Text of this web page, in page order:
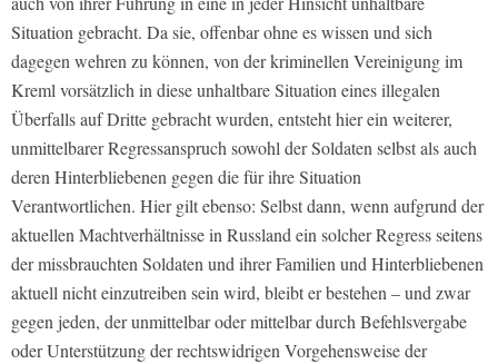
Situation gebracht. Da sie, offenbar ohne es wissen und sich
dagegen wehren zu können, von der kriminellen Vereinigung im
Kreml vorsätzlich in diese unhaltbare Situation eines illegalen
Überfalls auf Dritte gebracht wurden, entsteht hier ein weiterer,
unmittelbarer Regressanspruch sowohl der Soldaten selbst als auch
deren Hinterbliebenen gegen die für ihre Situation
Verantwortlichen. Hier gilt ebenso: Selbst dann, wenn aufgrund der
aktuellen Machtverhältnisse in Russland ein solcher Regress seitens
der missbrauchten Soldaten und ihrer Familien und Hinterbliebenen
aktuell nicht einzutreiben sein wird, bleibt er bestehen – und zwar
gegen jeden, der unmittelbar oder mittelbar durch Befehlsvergabe
oder Unterstützung der rechtswidrigen Vorgehensweise der